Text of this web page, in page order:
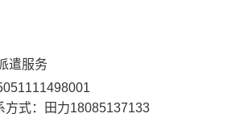
遣服务
式：
田力18085137133